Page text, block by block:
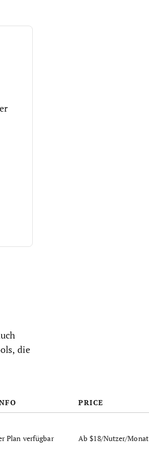
die
PRICE
Plan verfügbar Ab $18/Nutzer/Monat